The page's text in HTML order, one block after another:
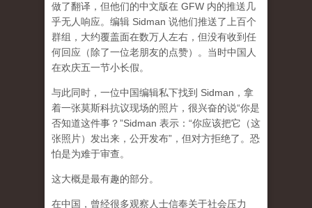
做了翻译，但他们的中文版在 GFW 内的推送几
乎无人响应。编辑 Sidman 说他们推送了上百个
群组，大约覆盖面在数万人左右，但没有收到任
何回应（除了一位老朋友的点赞）。当时中国人
在欢庆五一节小长假。
与此同时，一位中国编辑私下找到 Sidman，拿
着一张莫斯科抗议现场的照片，很兴奋的说“你是
否知道这件事？”Sidman 表示：“你应该把它（这
张照片）发出来，公开发布”，但对方拒绝了。恐
怕是为难于审查。
这大概是最有趣的部分。
在中国，曾经很多观察人士信奉关于社会压力